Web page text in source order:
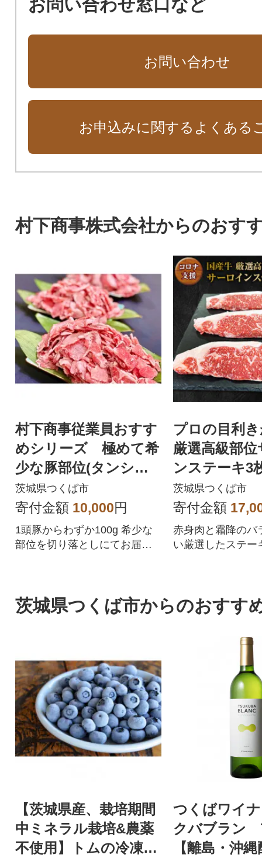
お問い合わせ窓口など
お問い合わせ
お申込みに関するよくある
村下商事株式会社からのおす
村下商事従業員おすす
めシリーズ 極めて希
少な豚部位(タンシタ)
の切り落とし1.5kg離
島沖縄配送不可
茨城県つくば市
寄付金額 10,000円
1頭豚からわずか100g 希少な
部位を切り落としにてお届け
プロの目利
厳選高級部
ンステーキ3
600g)
茨城県つくば市
寄付金額
赤身肉と霜降のバ
い厳選したステー
茨城県つくば市からのおすす
【茨城県産、栽培期間
中ミネラル栽培&農薬
不使用】トムの冷凍ブ
つくばワイ
クバブラン
【離島・沖